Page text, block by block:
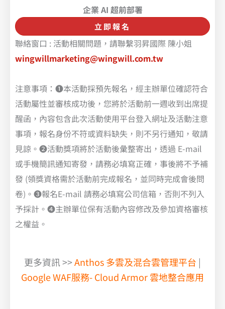
企業 AI 超前部署
立即報名
聯絡窗口 : 活動相關問題，請聯繫羽昇國際 陳小姐
wingwillmarketing@wingwill.com.tw
注意事項：❶本活動採預先報名，經主辦單位確認符合
活動屬性並審核成功後，您將於活動前一週收到出席提
醒函，內容包含此次活動使用平台登入網址及活動注意
事項，報名身份不符或資料缺失，則不另行通知，敬請
見諒。❷活動獎項將於活動後彙整寄出，透過 E-mail
或手機簡訊通知寄發，請務必填寫正確，事後將不予補
發 (領獎資格需於活動前完成報名，並同時完成會後問
卷)。❸報名E-mail 請務必填寫公司信箱，否則不列入
予採計。❹主辦單位保有活動內容修改及參加資格審核
之權益。
更多資訊 >>Anthos 多雲及混合雲管理平台 |
Google WAF服務- Cloud Armor 雲地整合應用